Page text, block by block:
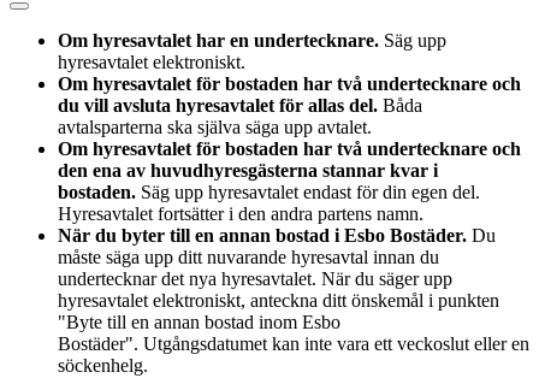
Om hyresavtalet har en undertecknare. Säg upp
hyresavtalet elektroniskt.
Om hyresavtalet för bostaden har två undertecknare och
du vill avsluta hyresavtalet för allas del. Båda
avtalsparterna ska själva säga upp avtalet.
Om hyresavtalet för bostaden har två undertecknare och
den ena av huvudhyresgästerna stannar kvar i
bostaden. Säg upp hyresavtalet endast för din egen del.
Hyresavtalet fortsätter i den andra partens namn.
När du byter till en annan bostad i Esbo Bostäder. Du
måste säga upp ditt nuvarande hyresavtal innan du
undertecknar det nya hyresavtalet. När du säger upp
hyresavtalet elektroniskt, anteckna ditt önskemål i punkten
"Byte till en annan bostad inom Esbo
Bostäder". Utgångsdatumet kan inte vara ett veckoslut eller en
söckenhelg.